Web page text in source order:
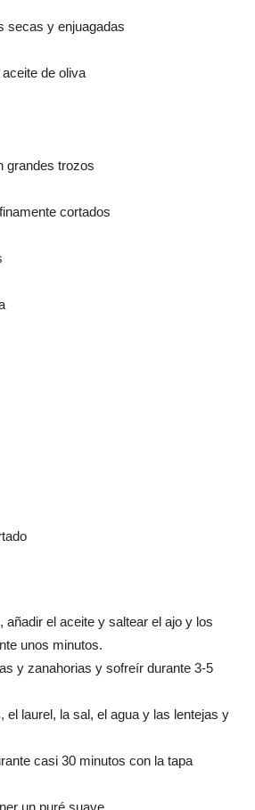
secas y enjuagadas
de oliva
grandes trozos
cortados
añadir el aceite y saltear el ajo y los
unos minutos.
y zanahorias y sofreír durante 3-5
el laurel, la sal, el agua y las lentejas y
casi 30 minutos con la tapa
un puré suave.